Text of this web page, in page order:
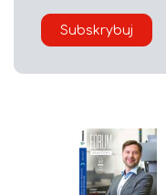
Subskrybuj